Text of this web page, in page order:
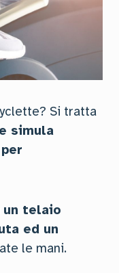
Si tratta
simula
un telaio
ed un
le mani.